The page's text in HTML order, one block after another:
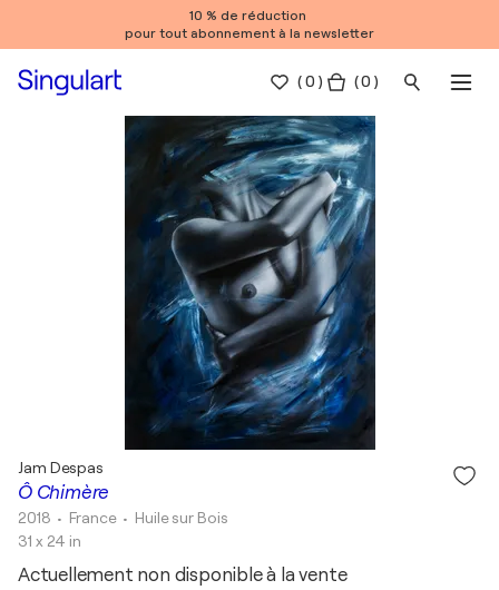
10 % de réduction
pour tout abonnement à la newsletter
(0 ) ( 0 )
Ô Chimère
Jam Despas
2018 • France • Huile sur Bois
31 x 24 in
Actuellement non disponible à la vente